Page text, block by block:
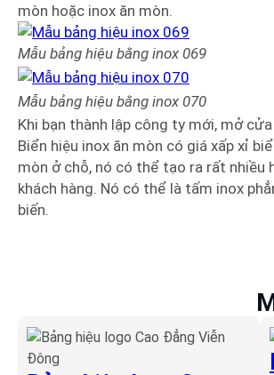
mòn hoặc inox ăn mòn.
Mẫu bảng hiệu bằng inox 069
Mẫu bảng hiệu bằng inox 070
Khi bạn thành lập công ty mới, mở
Biển hiệu inox ăn mòn có giá xấp xỉ
mòn ở chỗ, nó có thể tạo ra rất nhiều
khách hàng. Nó có thể là tấm inox
biến.